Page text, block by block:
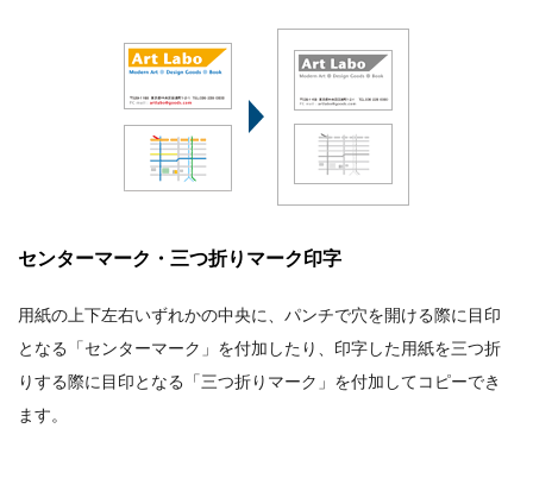
センターマーク・三つ折りマーク印字
用紙の上下左右いずれかの中央に、パンチで穴を開ける際に目印
となる「センターマーク」を付加したり、印字した用紙を三つ折
りする際に目印となる「三つ折りマーク」を付加してコピーでき
ます。